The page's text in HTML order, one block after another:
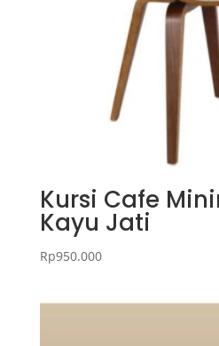
Kursi Cafe
Kayu Jati
Rp950.000